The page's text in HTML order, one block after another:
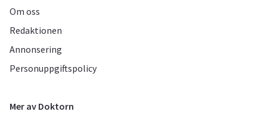
Om oss
Redaktionen
Annonsering
Personuppgiftspolicy
Mer av Doktorn